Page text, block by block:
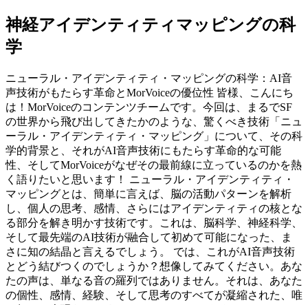
神経アイデンティティマッピングの科
学
ニューラル・アイデンティティ・マッピングの科学：AI音
声技術がもたらす革命とMorVoiceの優位性 皆様、こんにち
は！MorVoiceのコンテンツチームです。今回は、まるでSF
の世界から飛び出してきたかのような、驚くべき技術「ニュ
ーラル・アイデンティティ・マッピング」について、その科
学的背景と、それがAI音声技術にもたらす革命的な可能
性、そしてMorVoiceがなぜその最前線に立っているのかを熱
く語りたいと思います！ ニューラル・アイデンティティ・
マッピングとは、簡単に言えば、脳の活動パターンを解析
し、個人の思考、感情、さらにはアイデンティティの核とな
る部分を解き明かす技術です。これは、脳科学、神経科学、
そして最先端のAI技術が融合して初めて可能になった、ま
さに知の結晶と言えるでしょう。 では、これがAI音声技術
とどう結びつくのでしょうか？想像してみてください。あな
たの声は、単なる音の羅列ではありません。それは、あなた
の個性、感情、経験、そして思考のすべてが凝縮された、唯